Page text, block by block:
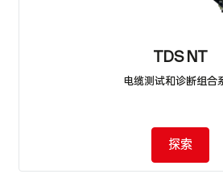
TDS NT
电缆测试和诊断组合
探索